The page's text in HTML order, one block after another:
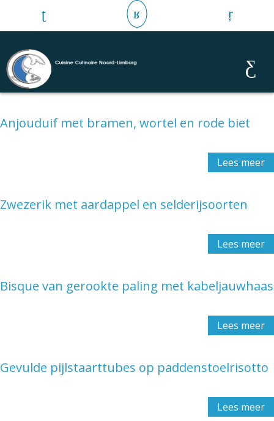
Anjouduif met bramen, wortel en rode biet
Lees meer
Zwezerik met aardappel en selderijsoorten
Lees meer
Bisque van gerookte paling met kabeljauwhaas
Lees meer
Gevulde pijlstaarttubes op paddenstoelrisotto
Lees meer